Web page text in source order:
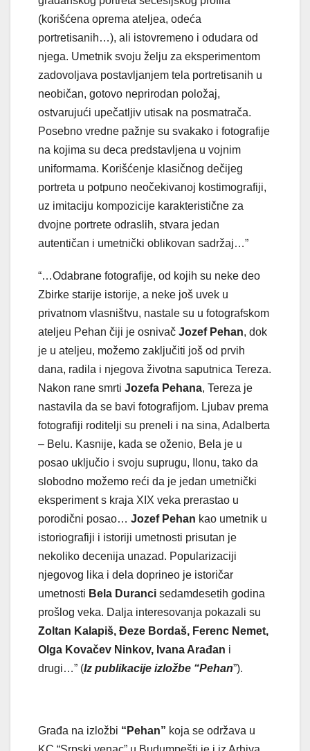
(korišćena oprema ateljea, odeća
portretisanih…), ali istovremeno i odudara od
njega. Umetnik svoju želju za eksperimentom
zadovoljava postavljanjem tela portretisanih u
neobičan, gotovo neprirodan položaj,
ostvarujući upečatljiv utisak na posmatrača.
Posebno vredne pažnje su svakako i fotografije
na kojima su deca predstavljena u vojnim
uniformama. Korišćenje klasičnog dečijeg
portreta u potpuno neočekivanoj kostimografiji,
uz imitaciju kompozicije karakteristične za
dvojne portrete odraslih, stvara jedan
autentičan i umetnički oblikovan sadržaj…”
“…Odabrane fotografije, od kojih su neke deo
Zbirke starije istorije, a neke još uvek u
privatnom vlasništvu, nastale su u fotografskom
ateljeu Pehan čiji je osnivač Jozef Pehan, dok
je u ateljeu, možemo zaključiti još od prvih
dana, radila i njegova životna saputnica Tereza.
Nakon rane smrti Jozefa Pehana, Tereza je
nastavila da se bavi fotografijom. Ljubav prema
fotografiji roditelji su preneli i na sina, Adalberta
– Belu. Kasnije, kada se oženio, Bela je u
posao uključio i svoju suprugu, Ilonu, tako da
slobodno možemo reći da je jedan umetnički
eksperiment s kraja XIX veka prerastao u
porodični posao… Jozef Pehan kao umetnik u
istoriografiji i istoriji umetnosti prisutan je
nekoliko decenija unazad. Popularizaciji
njegovog lika i dela doprineo je istoričar
umetnosti Bela Duranci sedamdesetih godina
prošlog veka. Dalja interesovanja pokazali su
Zoltan Kalapiš, Đeze Bordaš, Ferenc Nemet,
Olga Kovačev Ninkov, Ivana Arađan i
drugi…” (Iz publikacije izložbe “Pehan”).
Građa na izložbi “Pehan” koja se održava u